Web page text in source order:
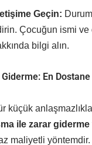
Geçin:
Çocuğun ismi ve
bilgi alın.
En Dostane
küçük anlaşmazlıklar
ile zarar giderme
maliyetli yöntemdir.